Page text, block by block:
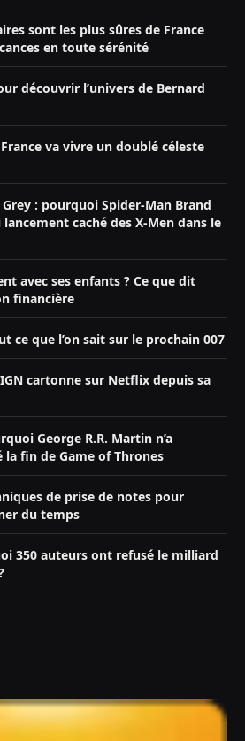
sont les plus sûres de France
en toute sérénité
découvrir l’univers de Bernard
va vivre un doublé céleste
Grey : pourquoi Spider-Man Brand
caché des X-Men dans le
avec ses enfants ? Ce que dit
financière
ce que l’on sait sur le prochain 007
cartonne sur Netflix depuis sa
George R.R. Martin n’a
fin de Game of Thrones
de prise de notes pour
du temps
350 auteurs ont refusé le milliard